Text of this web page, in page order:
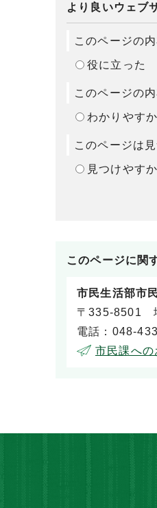
より良いウェブ
このページの
役に立った
このページの
わかりやす
このページは
見つけやす
このページに関
市民生活部市
〒335-8501
電話：048-
市民課への